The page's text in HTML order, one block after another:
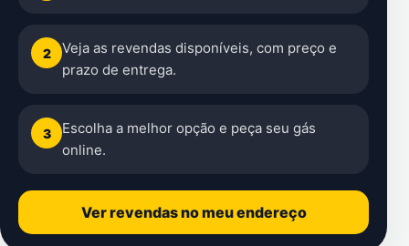
2
Veja as revendas disponíveis, com preço e
prazo de entrega.
3
Escolha a melhor opção e peça seu gás
online.
Ver revendas no meu endereço